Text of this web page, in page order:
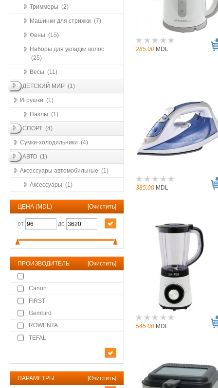
Триммеры (2)
Машинки для стрижки (7)
Фены (15)
Наборы для укладки волос
(25)
Весы (11)
ДЕТСКИЙ МИР (1)
Игрушки (1)
Пазлы (1)
СПОРТ (4)
Сумки-холодильники (4)
АВТО (1)
Аксессуары автомобильные (1)
Аксессуары (1)
ЦЕНА (MDL) [Очистить]
от до
ПРОИЗВОДИТЕЛЬ [Очистить]
Canon
FIRST
Gembird
ROWENTA
TEFAL
ПАРАМЕТРЫ [Очистить]
285.00 MDL
385.00 MDL
545.00 MDL